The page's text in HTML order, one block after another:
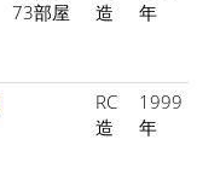
73部屋
造
年
RC
造
1999
年